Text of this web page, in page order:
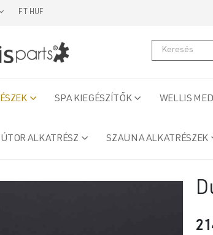
FT HUF
SPA KIEGÉSZÍTŐK WELLIS
ALKATRÉSZ SZAUNA ALKATRÉSZEK